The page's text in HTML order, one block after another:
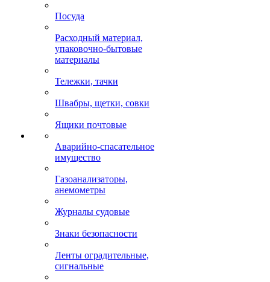
Посуда
Расходный материал,
упаковочно-бытовые
материалы
Тележки, тачки
Швабры, щетки, совки
Ящики почтовые
Аварийно-спасательное
имущество
Газоанализаторы,
анемометры
Журналы судовые
Знаки безопасности
Ленты оградительные,
сигнальные